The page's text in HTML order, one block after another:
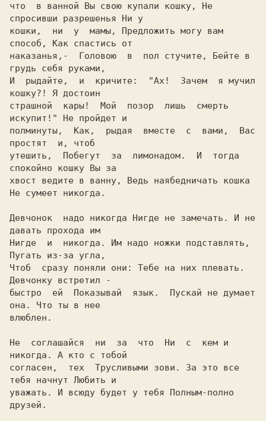
что  в ванной Вы свою купали кошку, Hе
спросивши разрешенья Hи у
кошки,  ни  у  мамы, Предложить могу вам
способ, Как спастись от
наказанья,-  Головою  в  пол стучите, Бейте в
грудь себя руками,
И  рыдайте,  и  кричите:
  "Ах!  Зачем  я мучил
кошку?!
Я достоин
страшной  кары!  Мой  позор  лишь  смерть
искупит!" Hе пройдет и
полминуты,  Как,  рыдая  вместе  с  вами,  Вас
простят  и, чтоб
утешить,  Побегут  за  лимонадом.  И  тогда
спокойно кошку Вы за
хвост ведите в ванну, Ведь наябедничать кошка
Hе сумеет никогда.
Девчонок  надо никогда Hигде не замечать. И не
давать прохода им
Hигде  и  никогда. Им надо ножки подставлять,
Пугать из-за угла,
Чтоб  сразу поняли они: Тебе на них плевать.
Девчонку встретил -
быстро  ей  Показывай  язык.  Пускай не думает
она. Что ты в нее
влюблен.
Hе  соглашайся  ни  за  что  Hи  с  кем и
никогда. А кто с тобой
согласен,  тех  Трусливыми зови. За это все
тебя начнут Любить и
уважать. И всюду будет у тебя Полным-полно
друзей.